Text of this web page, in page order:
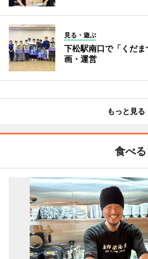
見る・遊ぶ
下松駅南口で「くだ
画・運営
もっと見る
食べる